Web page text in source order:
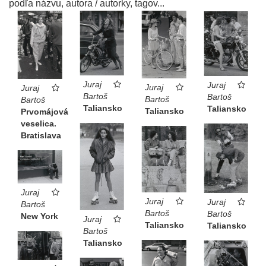
Bartošovej dokumentaristickej tvorby.
Aurel Hrabušický ●Juraj Bartoš. Bratislava : Slovenská
národná galéria, 2009.
podľa názvu, autora / autorky, tagov...
Juraj
Bartoš
Prvomájová
veselica.
Bratislava
Juraj
Bartoš
Taliansko
Juraj
Bartoš
Taliansko
Juraj
Bartoš
Taliansko
Juraj
Bartoš
Taliansko
Juraj
Bartoš
Taliansko
Juraj
Bartoš
Taliansko
Juraj
Bartoš
New York